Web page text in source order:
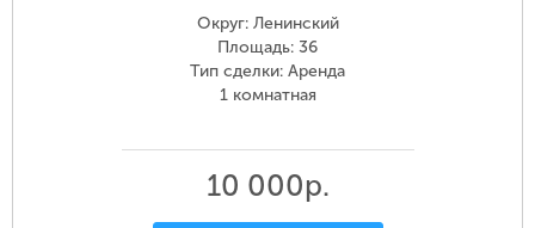
Округ: Ленинский
Площадь: 36
Тип сделки: Аренда
1 комнатная
10 000р.